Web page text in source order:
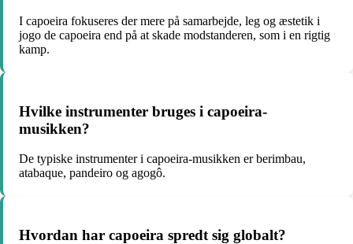
I capoeira fokuseres der mere på samarbejde, leg og æstetik i
jogo de capoeira end på at skade modstanderen, som i en rigtig
kamp.
Hvilke instrumenter bruges i capoeira-
musikken?
De typiske instrumenter i capoeira-musikken er berimbau,
atabaque, pandeiro og agogô.
Hvordan har capoeira spredt sig globalt?